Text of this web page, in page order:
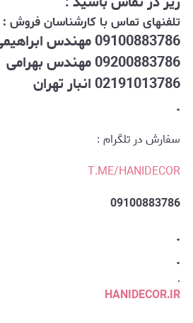
تلفنهای تماس با کارشناسان فروش :
09100883786 مهندس ابراهیمی
09200883786 مهندس بهرامی
02191013786 انبار تهران
.
سفارش در تلگرام :
T.ME/HANIDECOR
09100883786
.
.
.
HANIDECOR.IR